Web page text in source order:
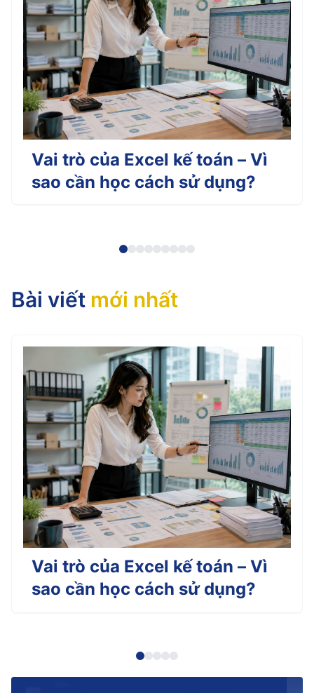
Vai trò của Excel kế toán – Vì
sao cần học cách sử dụng?
Bài viết mới nhất
Vai trò của Excel kế toán – Vì
sao cần học cách sử dụng?